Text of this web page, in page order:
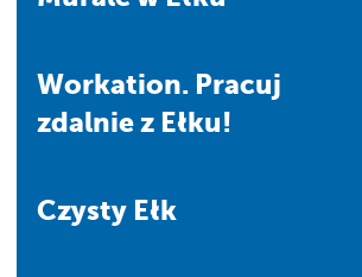
Workation. Pracuj
zdalnie z Ełku!
Czysty Ełk